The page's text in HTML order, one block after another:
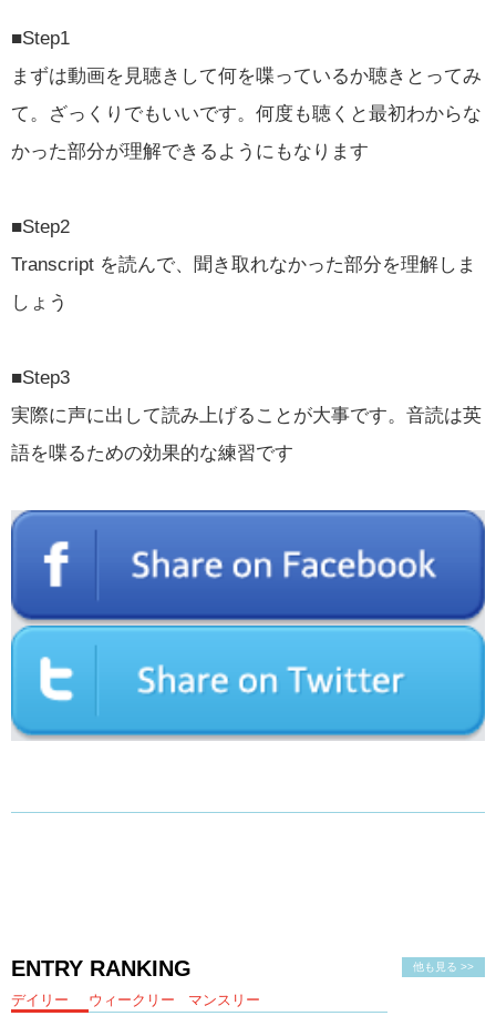
■Step1
まずは動画を見聴きして何を喋っているか聴きとってみ
て。ざっくりでもいいです。何度も聴くと最初わからな
かった部分が理解できるようにもなります
■Step2
Transcript を読んで、聞き取れなかった部分を理解しま
しょう
■Step3
実際に声に出して読み上げることが大事です。音読は英
語を喋るための効果的な練習です
他も見る >>
ENTRY RANKING
デイリー ウィークリー マンスリー